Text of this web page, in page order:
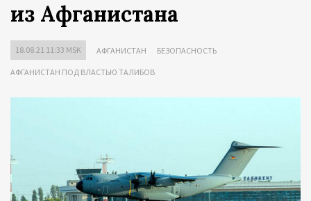
из Афганистана
18.08.21 11:33 MSK АФГАНИСТАН БЕЗОПАСНОСТЬ
АФГАНИСТАН ПОД ВЛАСТЬЮ ТАЛИБОВ